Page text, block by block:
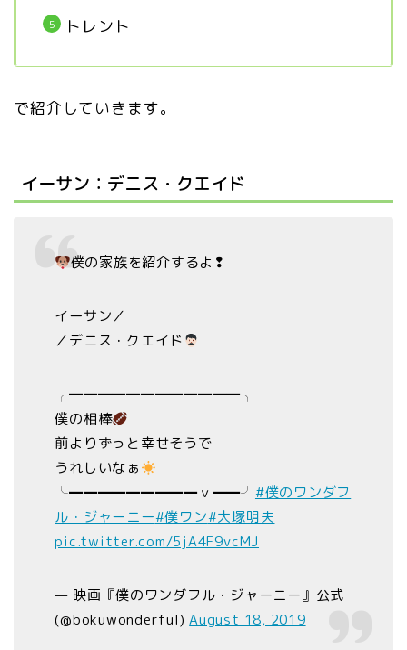
トレント
で紹介していきます。
イーサン：デニス・クエイド
僕の家族を紹介するよ❢
イーサン／
／デニス・クエイド
╭━━━━━━━━━━━━╮
僕の相棒
前よりずっと幸せそうで
うれしいなぁ
╰━━━━━━━━━ｖ━━╯ #僕のワンダフ
ル・ジャーニー#僕ワン#大塚明夫
pic.twitter.com/5jA4F9vcMJ
— 映画『僕のワンダフル・ジャーニー』公式
(@bokuwonderful)August 18, 2019